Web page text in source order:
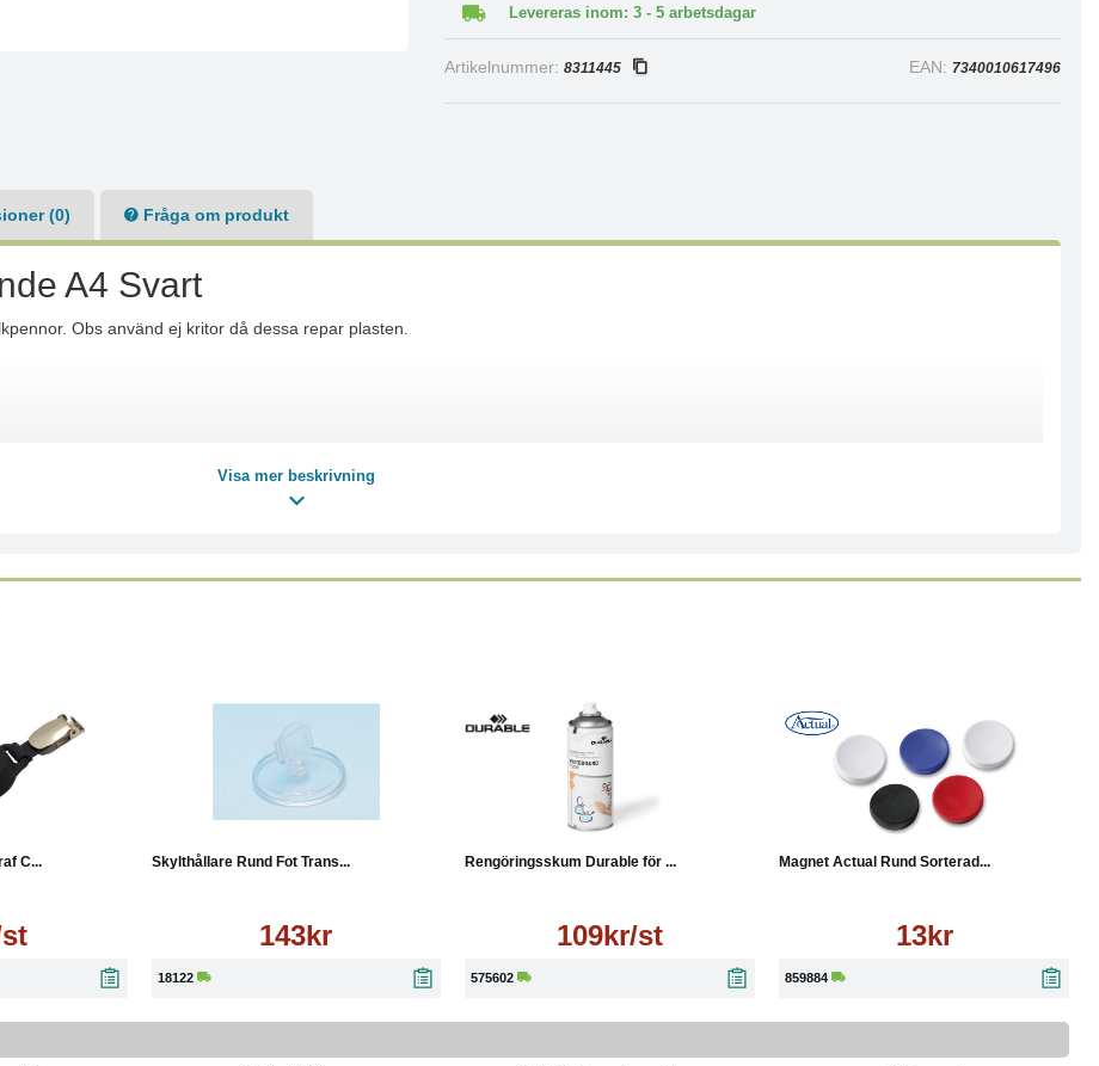
Levereras inom: 3 - 5 arbetsdagar
Artikelnummer:8311445 EAN: 7340010617496
(0) Fråga om produkt
A4 Svart
Obs använd ej kritor då dessa repar plasten.
Visa mer beskrivning
C... Skylthållare Rund Fot Trans...
143kr
18122
Köp Läs mer
Rengöringsskum Durable för ...
109kr/st
575602
Läs mer
Magnet Actual Rund Sorterad...
13kr
859884
Läs mer